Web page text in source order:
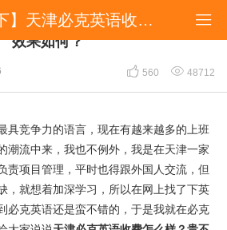

​【点评一下】天津必克英语收费怎么样？贵不贵？效果如何？
必克英语收费怎么样？贵不贵？
效果如何？
 560  48712
具竞争力的语言，现在有越来越多的上班
潮流中来，我也不例外，我是在天津一家
责项目管理，平时也得跟外国人交流，但
，就想着加深学习，所以在网上找了下英
必克英语还是蛮不错的，于是我就在必克